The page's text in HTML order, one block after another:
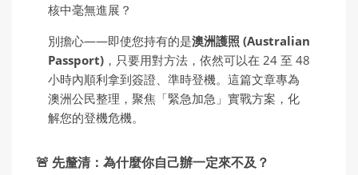
核中毫無進展？
別擔心——即使您持有的是澳洲護照 (Australian
Passport) ，只要用對方法，依然可以在 24 至 48
小時內順利拿到簽證、準時登機。這篇文章專為
澳洲公民整理，聚焦「緊急加急」實戰方案，化
解您的登機危機。
🚨 先釐清：為什麼你自己辦一定來不及？